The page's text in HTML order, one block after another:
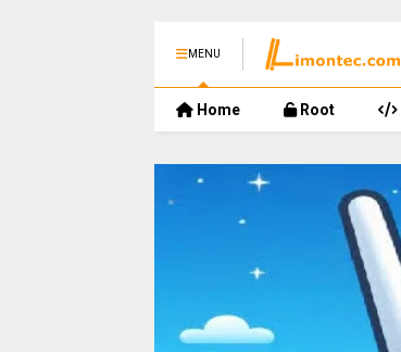
MENU
Home Root